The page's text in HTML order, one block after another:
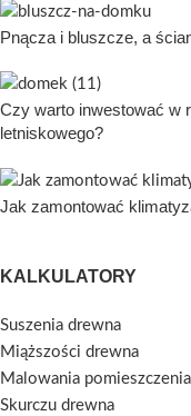
Pnącza i bluszcze, a
Czy warto inwestować w
letniskowego?
Jak zamontować
KALKULATORY
Suszenia drewna
Miąższości drewna
Malowania pomieszczenia
Skurczu drewna